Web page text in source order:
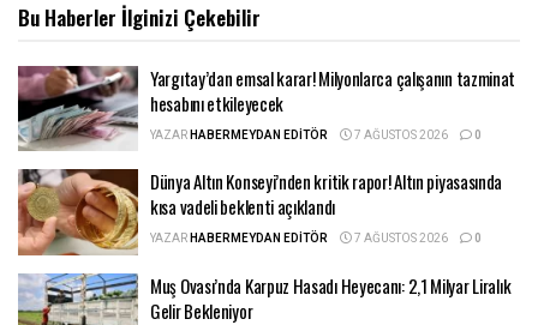
Bu Haberler İlginizi Çekebilir
Yargıtay’dan emsal karar! Milyonlarca çalışanın tazminat
hesabını etkileyecek
YAZARHABERMEYDAN EDITÖR 7 AĞUSTOS 2026 0
Dünya Altın Konseyi’nden kritik rapor! Altın piyasasında
kısa vadeli beklenti açıklandı
YAZARHABERMEYDAN EDITÖR 7 AĞUSTOS 2026 0
Muş Ovası’nda Karpuz Hasadı Heyecanı: 2,1 Milyar Liralık
Gelir Bekleniyor